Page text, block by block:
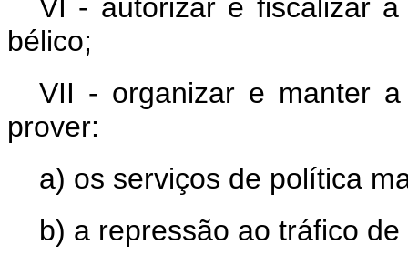
VI - autorizar e fiscalizar
bélico;
VII - organizar e manter
prover:
a) os serviços de política
b) a repressão ao tráfico